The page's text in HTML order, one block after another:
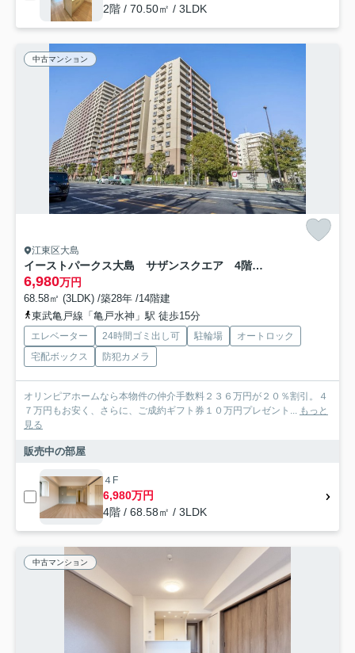
2階 / 70.50㎡ / 3LDK
中古マンション
江東区大島
イーストパークス大島 サザンスクエア 4階 角 部屋 リ フォーム済
6,980万円
68.58㎡ (3LDK) /築28年 /14階建
東武亀戸線「亀戸水神」駅 徒歩15分
エレベーター 24時間ゴミ出し可 駐輪場
オートロック
宅配ボックス
防犯カメラ
オリンピアホームなら本物件の仲介手数料２３６万円が２０％割引。４
７万円もお安く、さらに、ご成約ギフト券１０万円プレゼント... もっと
見る
販売中の部屋
４F
6,980万円
4階 / 68.58㎡ / 3LDK
中古マンション